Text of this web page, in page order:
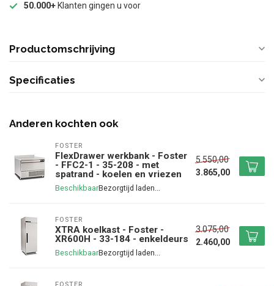
50.000+ Klanten gingen u voor
Productomschrijving
Specificaties
Anderen kochten ook
FOSTER
FlexDrawer werkbank - Foster
- FFC2-1 - 35-208 - met
spatrand - koelen en vriezen
Beschikbaar
5.550,00
3.865,00
FOSTER
XTRA koelkast - Foster -
XR600H - 33-184 - enkeldeurs
Beschikbaar
3.075,00
2.460,00